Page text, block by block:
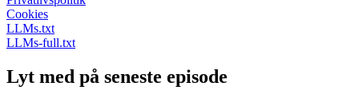
Cookies
LLMs.txt
LLMs-full.txt
Lyt med på seneste episode